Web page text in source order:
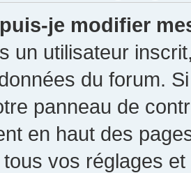
je modifier
un utilisateur
du forum.
panneau de
en haut des
vos réglages